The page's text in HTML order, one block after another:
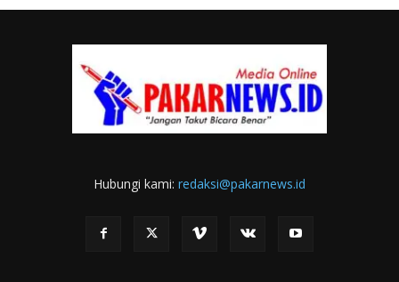
Hubungi kami: redaksi@pakarnews.id